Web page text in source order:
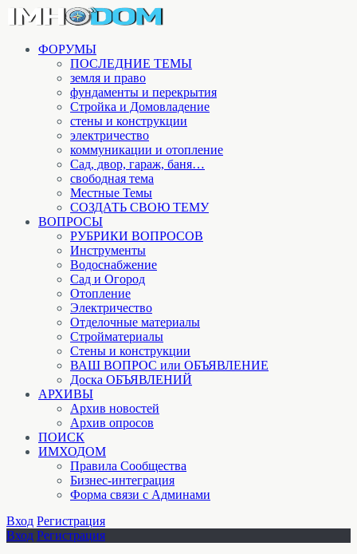
ФОРУМЫ
ПОСЛЕДНИЕ ТЕМЫ
земля и право
фундаменты и перекрытия
Стройка и Домовладение
стены и конструкции
электричество
коммуникации и отопление
Cад, двор, гараж, баня…
свободная тема
Местные Темы
СОЗДАТЬ СВОЮ ТЕМУ
ВОПРОСЫ
РУБРИКИ ВОПРОСОВ
Инструменты
Водоснабжение
Сад и Огород
Отопление
Электричество
Отделочные материалы
Стройматериалы
Стены и конструкции
ВАШ ВОПРОС или ОБЪЯВЛЕНИЕ
Доска ОБЪЯВЛЕНИЙ
АРХИВЫ
Архив новостей
Архив опросов
ПОИСК
ИМХОДОМ
Правила Сообщества
Бизнес-интеграция
Форма связи с Админами
Вход Регистрация
Вход Регистрация